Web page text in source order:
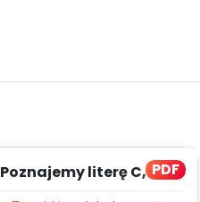
PDF
Poznajemy literę C, cz. 1